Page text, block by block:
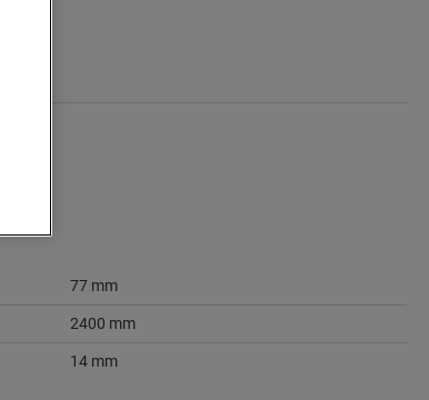
77 mm
2400 mm
14 mm